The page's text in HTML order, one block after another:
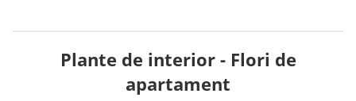
Plante de interior - Flori de
apartament